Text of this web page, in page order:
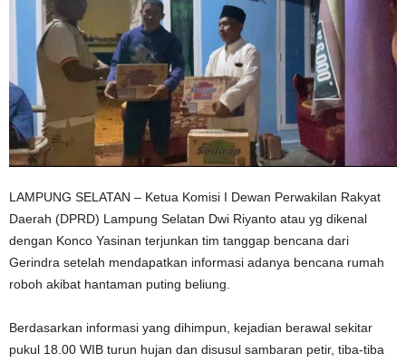
LAMPUNG SELATAN – Ketua Komisi I Dewan Perwakilan Rakyat
Daerah (DPRD) Lampung Selatan Dwi Riyanto atau yg dikenal
dengan Konco Yasinan terjunkan tim tanggap bencana dari
Gerindra setelah mendapatkan informasi adanya bencana rumah
roboh akibat hantaman puting beliung.
Berdasarkan informasi yang dihimpun, kejadian berawal sekitar
pukul 18.00 WIB turun hujan dan disusul sambaran petir, tiba-tiba